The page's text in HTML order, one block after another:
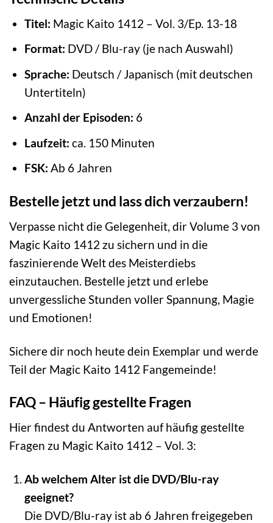
Titel: Magic Kaito 1412 – Vol. 3/Ep. 13-18
Format: DVD / Blu-ray (je nach Auswahl)
Sprache: Deutsch / Japanisch (mit deutschen
Untertiteln)
Anzahl der Episoden: 6
Laufzeit: ca. 150 Minuten
FSK: Ab 6 Jahren
Bestelle jetzt und lass dich verzaubern!
Verpasse nicht die Gelegenheit, dir Volume 3 von
Magic Kaito 1412 zu sichern und in die
faszinierende Welt des Meisterdiebs
einzutauchen. Bestelle jetzt und erlebe
unvergessliche Stunden voller Spannung, Magie
und Emotionen!
Sichere dir noch heute dein Exemplar und werde
Teil der Magic Kaito 1412 Fangemeinde!
FAQ – Häufig gestellte Fragen
Hier findest du Antworten auf häufig gestellte
Fragen zu Magic Kaito 1412 – Vol. 3:
Ab welchem Alter ist die DVD/Blu-ray
geeignet?
Die DVD/Blu-ray ist ab 6 Jahren freigegeben